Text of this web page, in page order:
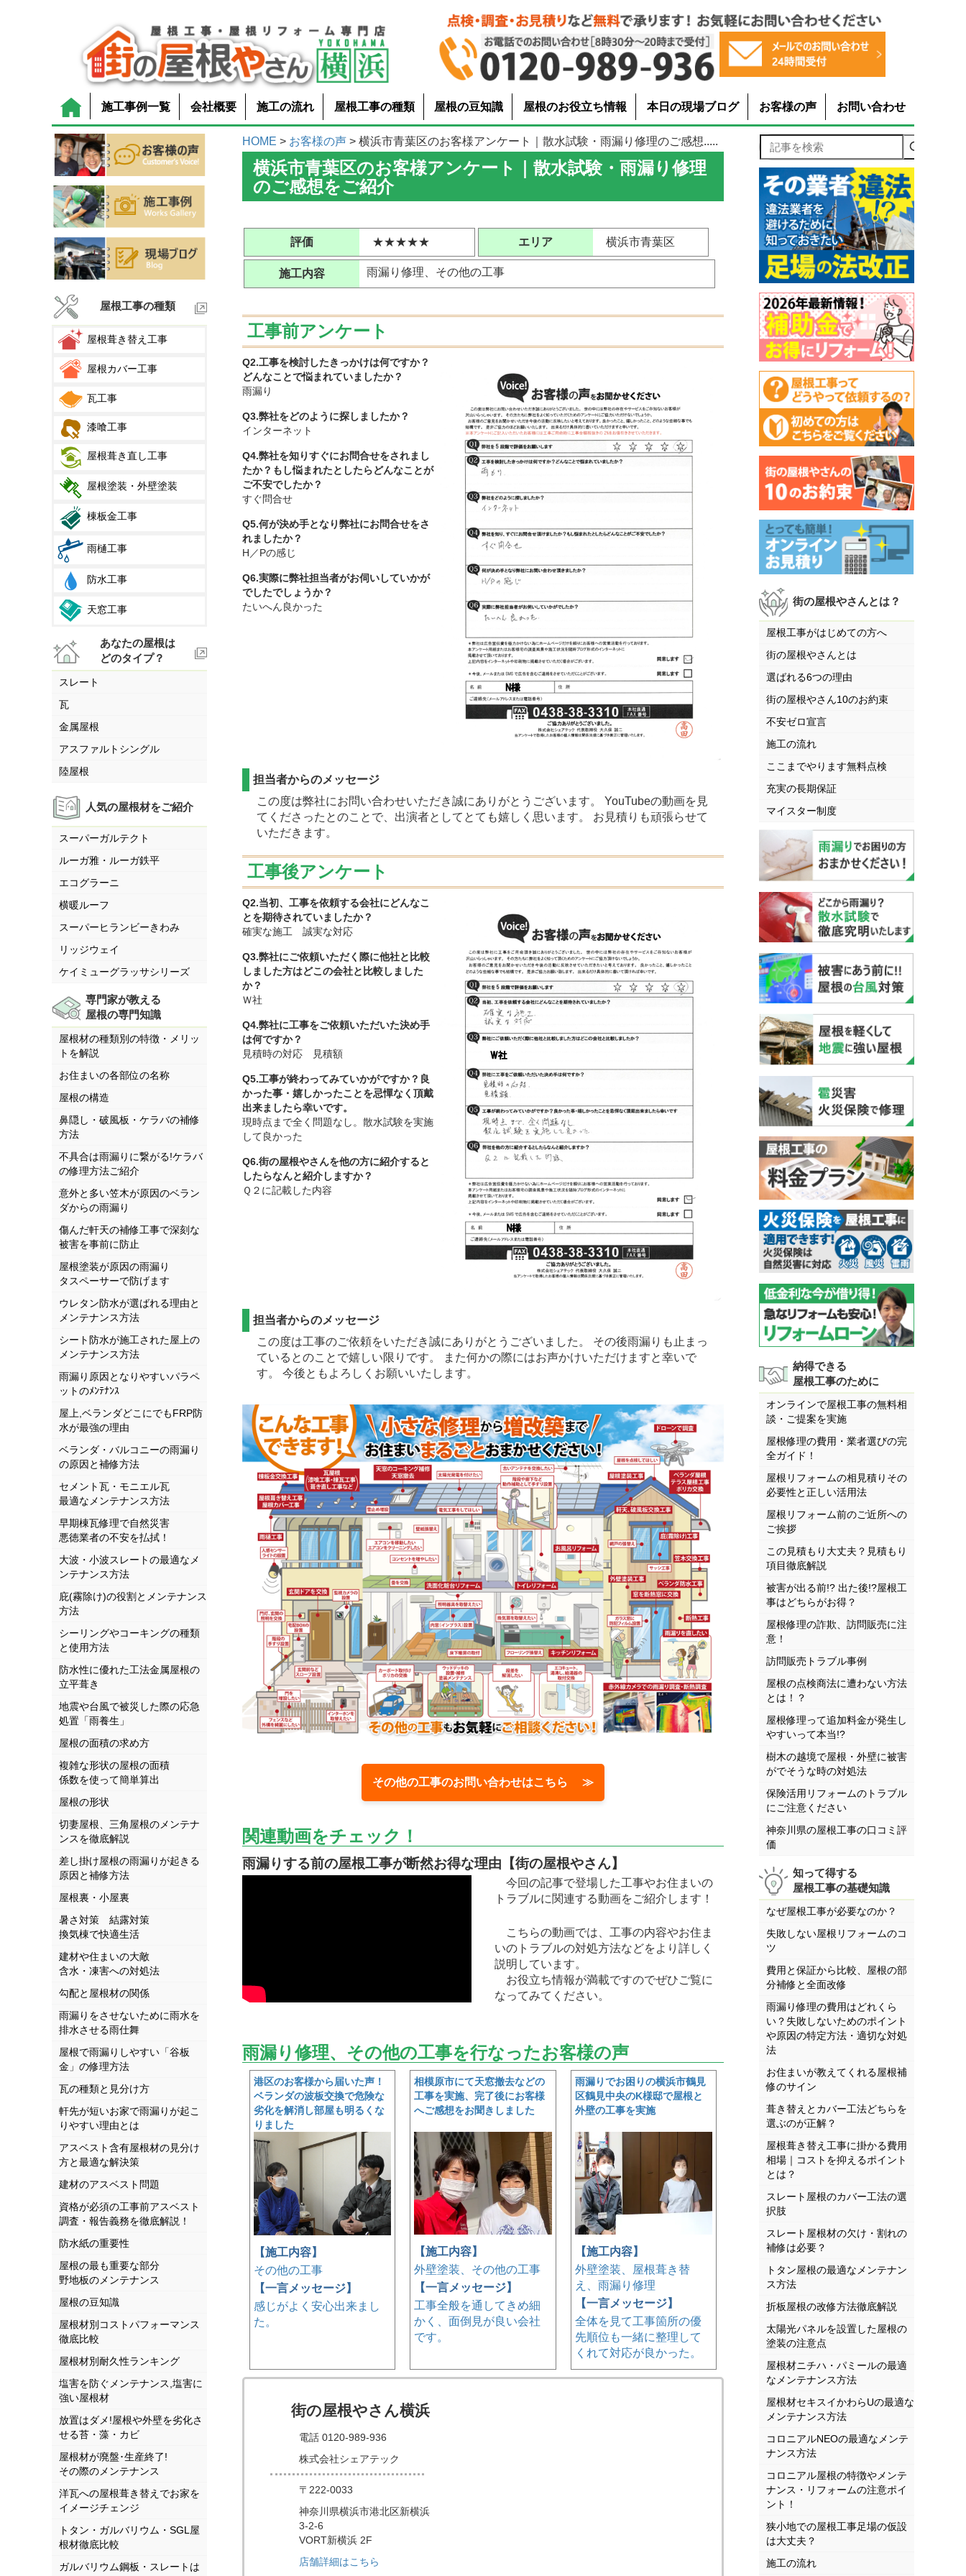
施工事例一覧 会社概要 施工の流れ 屋根工事の種類 屋根の豆知識 屋根のお役立ち情報 本日の現場ブログ お客様の声 お問い合わせ
屋根工事の種類
屋根葺き替え工事
屋根カバー工事
瓦工事
漆喰工事
屋根葺き直し工事
屋根塗装・外壁塗装
棟板金工事
雨樋工事
防水工事
天窓工事
あなたの屋根は
どのタイプ？
スレート
瓦
金属屋根
アスファルトシングル
陸屋根
人気の屋根材をご紹介
スーパーガルテクト
ルーガ雅・ルーガ鉄平
エコグラーニ
横暖ルーフ
スーパーヒランビーきわみ
リッジウェイ
ケイミューグラッサシリーズ
専門家が教える
屋根の専門知識
屋根材の種類別の特徴・メリッ
トを解説
お住まいの各部位の名称
屋根の構造
鼻隠し・破風板・ケラバの補修
方法
不具合は雨漏りに繋がる!ケラバ
の修理方法ご紹介
意外と多い笠木が原因のベラン
ダからの雨漏り
傷んだ軒天の補修工事で深刻な
被害を事前に防止
屋根塗装が原因の雨漏り
タスペーサーで防げます
ウレタン防水が選ばれる理由と
メンテナンス方法
シート防水が施工された屋上の
メンテナンス方法
雨漏り原因となりやすいパラペ
ットのﾒﾝﾃﾅﾝｽ
屋上,ベランダどこにでもFRP防
水が最強の理由
ベランダ・バルコニーの雨漏り
の原因と補修方法
セメント瓦・モニエル瓦
最適なメンテナンス方法
早期棟瓦修理で自然災害
悪徳業者の不安を払拭！
大波・小波スレートの最適なメ
ンテナンス方法
庇(霧除け)の役割とメンテナンス
方法
シーリングやコーキングの種類
と使用方法
防水性に優れた工法金属屋根の
立平葺き
地震や台風で被災した際の応急
処置「雨養生」
屋根の面積の求め方
複雑な形状の屋根の面積
係数を使って簡単算出
屋根の形状
切妻屋根、三角屋根のメンテナ
ンスを徹底解説
差し掛け屋根の雨漏りが起きる
原因と補修方法
屋根裏・小屋裏
暑さ対策 結露対策
換気棟で快適生活
建材や住まいの大敵
含水・凍害への対処法
勾配と屋根材の関係
雨漏りをさせないために雨水を
排水させる雨仕舞
屋根で雨漏りしやすい「谷板
金」の修理方法
瓦の種類と見分け方
軒先が短いお家で雨漏りが起こ
りやすい理由とは
アスベスト含有屋根材の見分け
方と最適な解決策
建材のアスベスト問題
資格が必須の工事前アスベスト
調査・報告義務を徹底解説！
防水紙の重要性
屋根の最も重要な部分
野地板のメンテナンス
屋根の豆知識
屋根材別コストパフォーマンス
徹底比較
屋根材別耐久性ランキング
塩害を防ぐメンテナンス,塩害に
強い屋根材
放置はダメ!屋根や外壁を劣化さ
せる苔・藻・カビ
屋根材が廃盤･生産終了!
その際のメンテナンス
洋瓦への屋根葺き替えでお家を
イメージチェンジ
トタン・ガルバリウム・SGL屋
根材徹底比較
ガルバリウム鋼板・スレートは
HOME > お客様の声 > 横浜市青葉区のお客様アンケート｜散水試験・雨漏り修理のご感想.....
横浜市青葉区のお客様アンケート｜散水試験・雨漏り修理
のご感想をご紹介
評価 ★★★★★ エリア 横浜市青葉区
施工内容 雨漏り修理、その他の工事
工事前アンケート
Q2.工事を検討したきっかけは何ですか？
どんなことで悩まれていましたか？
雨漏り
Q3.弊社をどのように探しましたか？
インターネット
Q4.弊社を知りすぐにお問合せをされまし
たか？もし悩まれたとしたらどんなことが
ご不安でしたか？
すぐ問合せ
Q5.何が決め手となり弊社にお問合せをさ
れましたか？
H／Pの感じ
Q6.実際に弊社担当者がお伺いしていかが
でしたでしょうか？
たいへん良かった
担当者からのメッセージ
この度は弊社にお問い合わせいただき誠にありがとうございます。 YouTubeの動画を見
てくださったとのことで、出演者としてとても嬉しく思います。 お見積りも頑張らせて
いただきます。
工事後アンケート
Q2.当初、工事を依頼する会社にどんなこ
とを期待されていましたか？
確実な施工 誠実な対応
Q3.弊社にご依頼いただく際に他社と比較
しました方はどこの会社と比較しました
か？
Ｗ社
Q4.弊社に工事をご依頼いただいた決め手
は何ですか？
見積時の対応 見積額
Q5.工事が終わってみていかがですか？良
かった事・嬉しかったことを忌憚なく頂戴
出来ましたら幸いです。
現時点まで全く問題なし。散水試験を実施
して良かった
Q6.街の屋根やさんを他の方に紹介すると
したらなんと紹介しますか？
Ｑ２に記載した内容
担当者からのメッセージ
この度は工事のご依頼をいただき誠にありがとうございました。 その後雨漏りも止まっ
ているとのことで嬉しい限りです。 また何かの際にはお声かけいただけますと幸いで
す。 今後ともよろしくお願いいたします。
その他の工事のお問い合わせはこちら ≫
関連動画をチェック！
雨漏りする前の屋根工事が断然お得な理由【街の屋根やさん】
今回の記事で登場した工事やお住まいの
トラブルに関連する動画をご紹介します！
こちらの動画では、工事の内容やお住ま
いのトラブルの対処方法などをより詳しく
説明しています。
お役立ち情報が満載ですのでぜひご覧に
なってみてください。
雨漏り修理、その他の工事を行なったお客様の声
港区のお客様から届いた声！
ベランダの波板交換で危険な
劣化を解消し部屋も明るくな
りました
【施工内容】
その他の工事
【一言メッセージ】
感じがよく安心出来まし
た。
相模原市にて天窓撤去などの
工事を実施、完了後にお客様
へご感想をお聞きしました
【施工内容】
外壁塗装、その他の工事
【一言メッセージ】
工事全般を通してきめ細
かく、面倒見が良い会社
です。
雨漏りでお困りの横浜市鶴見
区鶴見中央のK様邸で屋根と
外壁の工事を実施
【施工内容】
外壁塗装、屋根葺き替
え、雨漏り修理
【一言メッセージ】
全体を見て工事箇所の優
先順位も一緒に整理して
くれて対応が良かった。
街の屋根やさん横浜
電話 0120-989-936
株式会社シェアテック
〒222-0033
神奈川県横浜市港北区新横浜
3-2-6
VORT新横浜 2F
店舗詳細はこちら
記事を検索
街の屋根やさんとは？
屋根工事がはじめての方へ
街の屋根やさんとは
選ばれる6つの理由
街の屋根やさん10のお約束
不安ゼロ宣言
施工の流れ
ここまでやります無料点検
充実の長期保証
マイスター制度
納得できる
屋根工事のために
オンラインで屋根工事の無料相
談・ご提案を実施
屋根修理の費用・業者選びの完
全ガイド！
屋根リフォームの相見積りその
必要性と正しい活用法
屋根リフォーム前のご近所への
ご挨拶
この見積もり大丈夫？見積もり
項目徹底解説
被害が出る前!? 出た後!?屋根工
事はどちらがお得？
屋根修理の詐欺、訪問販売に注
意！
訪問販売トラブル事例
屋根の点検商法に遭わない方法
とは！？
屋根修理って追加料金が発生し
やすいって本当!?
樹木の越境で屋根・外壁に被害
がでそうな時の対処法
保険活用リフォームのトラブル
にご注意ください
神奈川県の屋根工事の口コミ評
価
知って得する
屋根工事の基礎知識
なぜ屋根工事が必要なのか？
失敗しない屋根リフォームのコ
ツ
費用と保証から比較、屋根の部
分補修と全面改修
雨漏り修理の費用はどれくら
い？失敗しないためのポイント
や原因の特定方法・適切な対処
法
お住まいが教えてくれる屋根補
修のサイン
葺き替えとカバー工法どちらを
選ぶのが正解？
屋根葺き替え工事に掛かる費用
相場｜コストを抑えるポイント
とは？
スレート屋根のカバー工法の選
択肢
スレート屋根材の欠け・割れの
補修は必要？
トタン屋根の最適なメンテナン
ス方法
折板屋根の改修方法徹底解説
太陽光パネルを設置した屋根の
塗装の注意点
屋根材ニチハ・パミールの最適
なメンテナンス方法
屋根材セキスイかわらUの最適な
メンテナンス方法
コロニアルNEOの最適なメンテ
ナンス方法
コロニアル屋根の特徴やメンテ
ナンス・リフォームの注意ポイ
ント！
狭小地での屋根工事足場の仮設
は大丈夫？
施工の流れ